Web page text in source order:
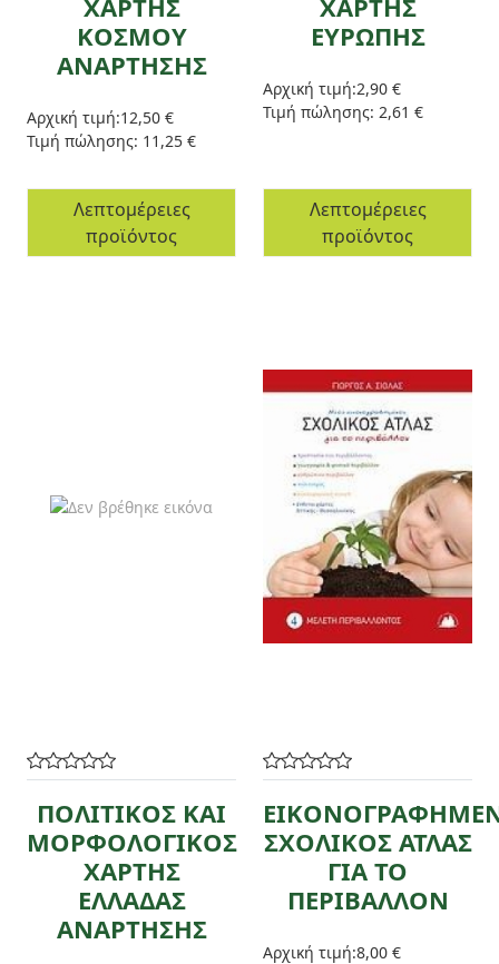
ΧΑΡΤΗΣ
ΚΟΣΜΟΥ
ΑΝΑΡΤΗΣΗΣ
Αρχική τιμή:12,50 €
Τιμή πώλησης: 11,25 €
Λεπτομέρειες
προϊόντος
ΧΑΡΤΗΣ
ΕΥΡΩΠΗΣ
Αρχική τιμή:2,90 €
Τιμή πώλησης: 2,61 €
Λεπτομέρειες
προϊόντος
ΠΟΛΙΤΙΚΟΣ ΚΑΙ
ΜΟΡΦΟΛΟΓΙΚΟΣ
ΧΑΡΤΗΣ
ΕΛΛΑΔΑΣ
ΑΝΑΡΤΗΣΗΣ
ΣΧΟΛΙΚΟΣ ΑΤΛΑΣ
ΓΙΑ ΤΟ
ΠΕΡΙΒΑΛΛΟΝ
Αρχική τιμή:8,00 €